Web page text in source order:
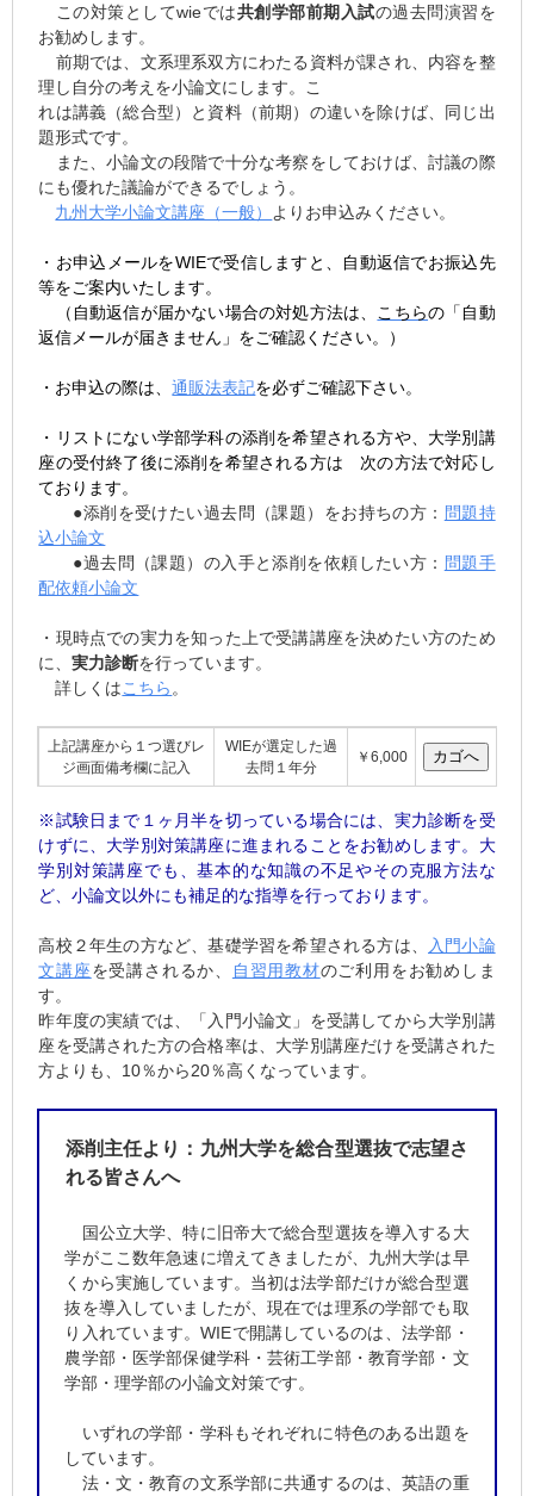
この対策としてwieでは共創学部前期入試の過去問演習を
お勧めします。
前期では、文系理系双方にわたる資料が課され、内容を整
理し自分の考えを小論文にします。こ
れは講義（総合型）と資料（前期）の違いを除けば、同じ出
題形式です。
また、小論文の段階で十分な考察をしておけば、討議の際
にも優れた議論ができるでしょう。
九州大学小論文講座（一般）
よりお申込みください。
・お申込メールをWIEで受信しますと、自動返信でお振込先
等をご案内いたします。
（自動返信が届かない場合の対処方法は
こちらの「自動
返信メールが届きません」をご確認ください。）
・お申込の際は、通販法表記を必ずご確認下さい。
・リストにない学部学科の添削を希望される方や、大学別講
座の受付終了後に添削を希望される方は 次の方法で対応し
ております。
●添削を受けたい過去問（課題）をお持ちの方： 問題持
込小論文
●過去問（課題）の入手と添削を依頼したい方： 問題手
配依頼小論文
・現時点での実力を知った上で受講講座を決めたい方のため
に、実力診断を行っています。
詳しくはこちら 。
上記講座から１つ選びレ
ジ画面備考欄に記入
WIEが選定した過
去問１年分
￥6,000
※試験日まで１ヶ月半を切っている場合には、実力診断を受
けずに、大学別対策講座に進まれることをお勧めします。大
学別対策講座でも、基本的な知識の不足やその克服方法な
ど、小論文以外にも補足的な指導を行っております。
高校２年生の方など、基礎学習を希望される方は、
入門小論
文講座を受講されるか、 自習用教材のご利用をお勧めしま
す。
昨年度の実績では、「入門小論文」を受講してから大学別講
座を受講された方の合格率は、大学別講座だけを受講された
方よりも、10％から20％高くなっています。
添削主任より：九州大学を総合型選抜で志望さ
れる皆さんへ
国公立大学、特に旧帝大で総合型選抜を導入する大
学がここ数年急速に増えてきましたが、九州大学は早
くから実施しています。当初は法学部だけが総合型選
抜を導入していましたが、現在では理系の学部でも取
り入れています。WIEで開講しているのは、法学部・
農学部・医学部保健学科・芸術工学部・教育学部・文
学部・理学部の小論文対策です。
いずれの学部・学科もそれぞれに特色のある出題を
しています。
法・文・教育の文系学部に共通するのは、英語の重